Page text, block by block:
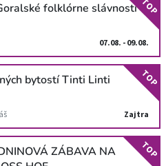
folklórne slávnosti
07.08. - 09.08.
TOP
bytostí Tinti Linti
Zajtra
TOP
ZÁBAVA NA
TOP